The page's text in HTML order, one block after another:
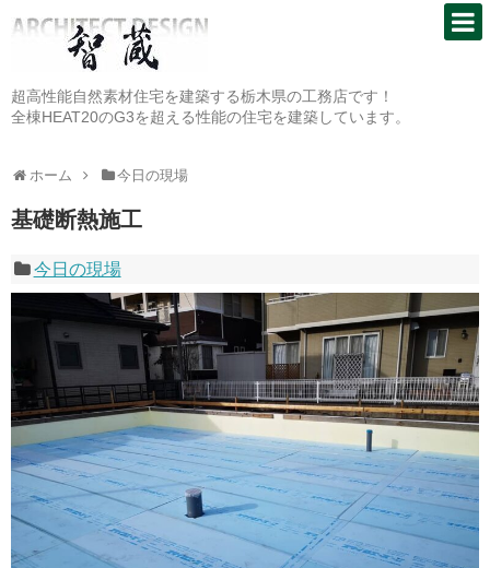
超高性能自然素材住宅を建築する栃木県の工務店です！
全棟HEAT20のG3を超える性能の住宅を建築しています。
ホーム 今日の現場
基礎断熱施工
今日の現場